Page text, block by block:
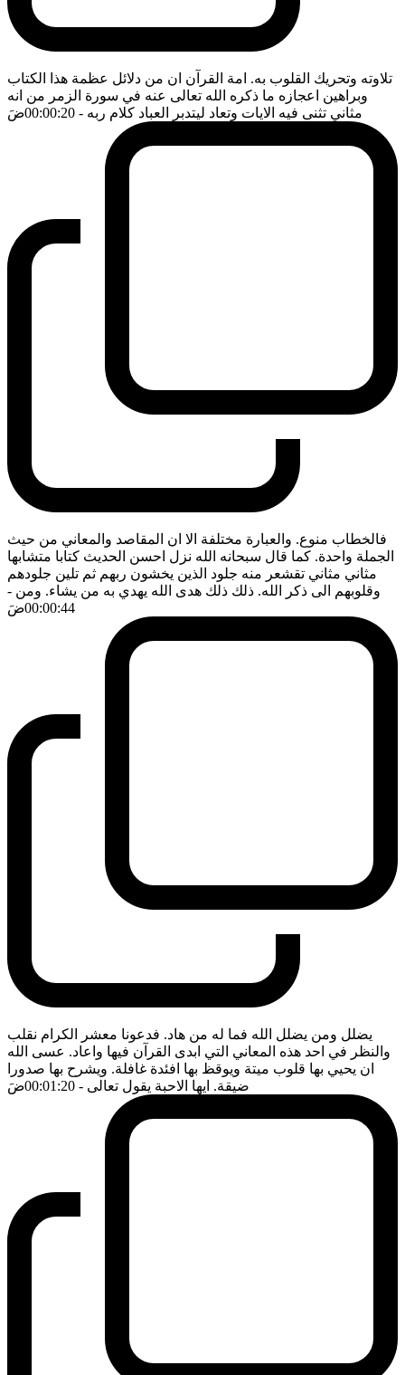
تلاوته وتحريك القلوب به. امة القرآن ان من دلائل عظمة هذا الكتاب
وبراهين اعجازه ما ذكره الله تعالى عنه في سورة الزمر من انه
مثاني تثنى فيه الايات وتعاد ليتدبر العباد كلام ربه - 00:00:20 ضَ
فالخطاب منوع. والعبارة مختلفة الا ان المقاصد والمعاني من حيث
الجملة واحدة. كما قال سبحانه الله نزل احسن الحديث كتابا متشابها
مثاني مثاني تقشعر منه جلود الذين يخشون ربهم ثم تلين جلودهم
وقلوبهم الى ذكر الله. ذلك ذلك هدى الله يهدي به من يشاء. ومن -
00:00:44ضَ
يضلل ومن يضلل الله فما له من هاد. فدعونا معشر الكرام نقلب
والنظر في احد هذه المعاني التي ابدى القرآن فيها واعاد. عسى الله
ان يحيي بها قلوب ميتة ويوقظ بها افئدة غافلة. ويشرح بها صدورا
ضيقة. ايها الاحبة يقول تعالى - 00:01:20 ضَ